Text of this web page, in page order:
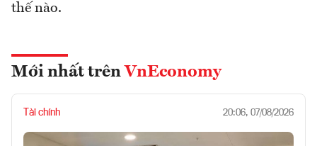
thế nào.
Mới nhất trên VnEconomy
Tài chính 20:06, 07/08/2026